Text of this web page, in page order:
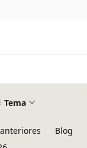
Tema
Blog